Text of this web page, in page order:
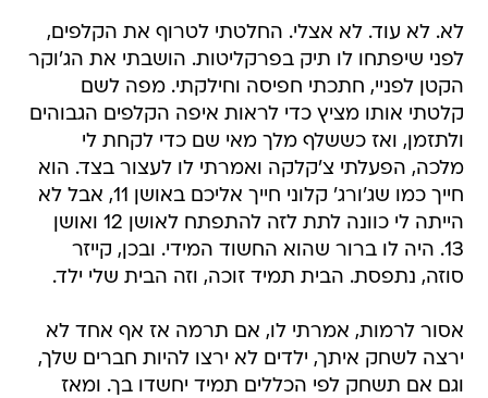
לא. לא עוד. לא אצלי. החלטתי לטרוף את הקלפים,
לפני שיפתחו לו תיק בפרקליטות. הושבתי את הג'וקר
הקטן לפניי, חתכתי חפיסה וחילקתי. מפה לשם
קלטתי אותו מציץ כדי לראות איפה הקלפים הגבוהים
ולתזמן, ואז כששלף מלך מאי שם כדי לקחת לי
מלכה, הפעלתי צ'קלקה ואמרתי לו לעצור בצד. הוא
חייך כמו שג'ורג' קלוני חייך אליכם באושן 11, אבל לא
הייתה לי כוונה לתת לזה להתפתח לאושן 12 ואושן
13. היה לו ברור שהוא החשוד המידי. ובכן, קייזר
סוזה, נתפסת. הבית תמיד זוכה, וזה הבית שלי ילד.
אסור לרמות, אמרתי לו, אם תרמה אז אף אחד לא
ירצה לשחק איתך, ילדים לא ירצו להיות חברים שלך,
וגם אם תשחק לפי הכללים תמיד יחשדו בך. ומאז